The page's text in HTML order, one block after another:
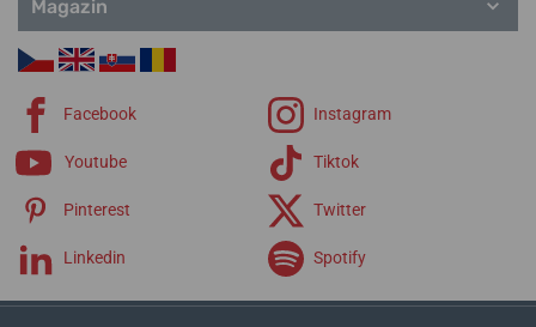
Magazin
Facebook Instagram
Youtube Tiktok
Pinterest Twitter
Linkedin Spotify